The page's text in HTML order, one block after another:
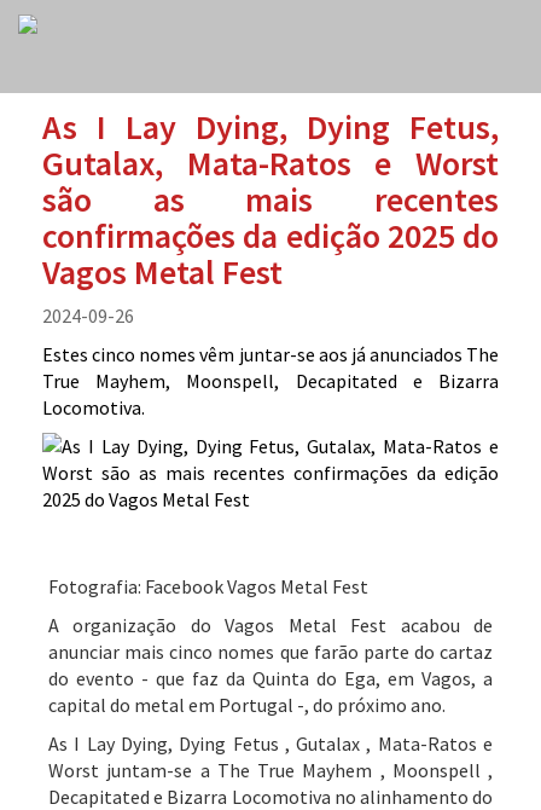
As I Lay Dying, Dying Fetus,
Gutalax, Mata-Ratos e Worst
são as mais recentes
confirmações da edição 2025 do
Vagos Metal Fest
2024-09-26
Estes cinco nomes vêm juntar-se aos já anunciados The
True Mayhem, Moonspell, Decapitated e Bizarra
Locomotiva.
Fotografia: Facebook Vagos Metal Fest
A organização do Vagos Metal Fest acabou de
anunciar mais cinco nomes que farão parte do cartaz
do evento - que faz da Quinta do Ega, em Vagos, a
capital do metal em Portugal -, do próximo ano.
As I Lay Dying, Dying Fetus , Gutalax , Mata-Ratos e
Worst juntam-se a The True Mayhem , Moonspell ,
Decapitated e Bizarra Locomotiva no alinhamento do